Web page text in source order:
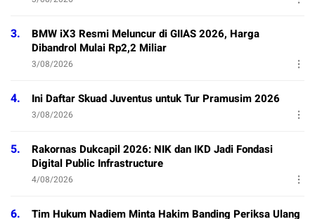
3.
BMW iX3 Resmi Meluncur di GIIAS 2026, Harga
Dibandrol Mulai Rp2,2 Miliar
3/08/2026
4. Ini Daftar Skuad Juventus untuk Tur Pramusim 2026
3/08/2026
5.
Rakornas Dukcapil 2026: NIK dan IKD Jadi Fondasi
Digital Public Infrastructure
4/08/2026
6.
Tim Hukum Nadiem Minta Hakim Banding Periksa Ulang